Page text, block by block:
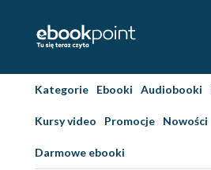
Kategorie Ebooki Audiobooki
Kursy video Promocje Nowości
Darmowe ebooki